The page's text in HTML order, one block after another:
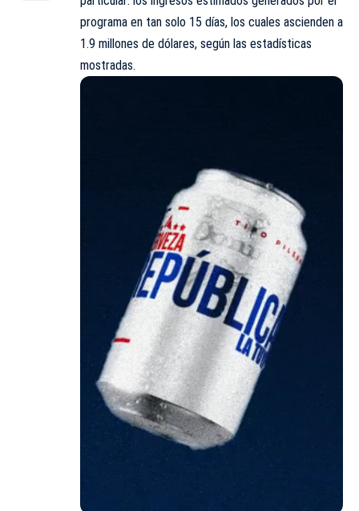
programa en tan solo 15 días, los cuales ascienden a
1.9 millones de dólares, según las estadísticas
mostradas.